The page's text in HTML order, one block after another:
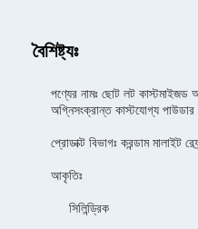
বৈশিষ্ট্যঃ
পণ্যের নামঃ ছোট লট কাস্টমাইজড
অগ্নিসংক্রান্ত কাস্টযোগ্য
প্রোডাক্ট বিভাগঃ করন্ডাম মালাইট
আকৃতিঃ
সিলিন্ড্রিক